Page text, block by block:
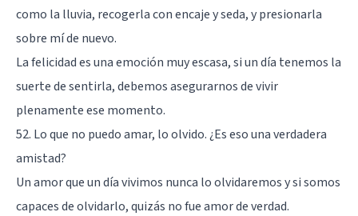
como la lluvia, recogerla con encaje y seda, y presionarla
sobre mí de nuevo.
La felicidad es una emoción muy escasa, si un día tenemos la
suerte de sentirla, debemos asegurarnos de vivir
plenamente ese momento.
52. Lo que no puedo amar, lo olvido. ¿Es eso una verdadera
amistad?
Un amor que un día vivimos nunca lo olvidaremos y si somos
capaces de olvidarlo, quizás no fue amor de verdad.